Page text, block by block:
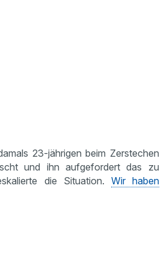
23-jährigen beim Zerstechen
und ihn aufgefordert das zu
die Situation. Wir haben